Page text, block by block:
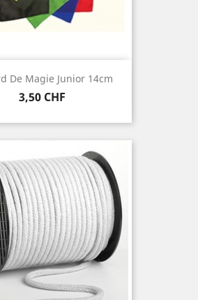
De Magie Junior 14cm
Prix
3,50 CHF